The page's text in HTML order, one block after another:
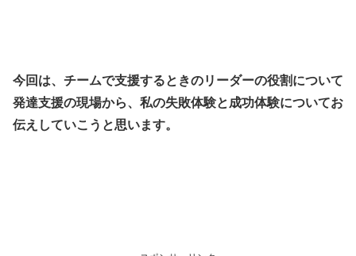
今回は、チームで支援するときのリーダーの役割について
発達支援の現場から、私の失敗体験と成功体験についてお
伝えしていこうと思います。